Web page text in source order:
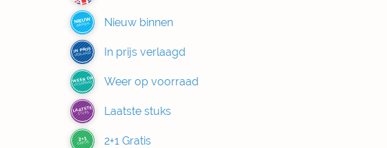
NIEUW
BINNEN Nieuw binnen
IN PRIJS
VERLAAGD In prijs verlaagd
WEER OP
VOORRAAD Weer op voorraad
LAATSTE
STUKS Laatste stuks
2+1
GRATIS 2+1 Gratis